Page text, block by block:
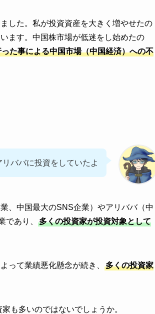
した。私が投資資産を大きく増やせたの
ます。中国株市場が低迷をし始めたの
た事による中国市場（中国経済）への不
ババに投資をしていたよ
、中国最大のSNS企業）やアリババ（中
であり、
多くの投資家が投資対象として
って業績悪化懸念が続き、
多くの投資家
も多いのではないでしょうか。